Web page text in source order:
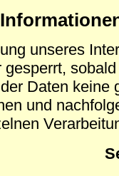
unseres
gesperrt,
Daten keine
und